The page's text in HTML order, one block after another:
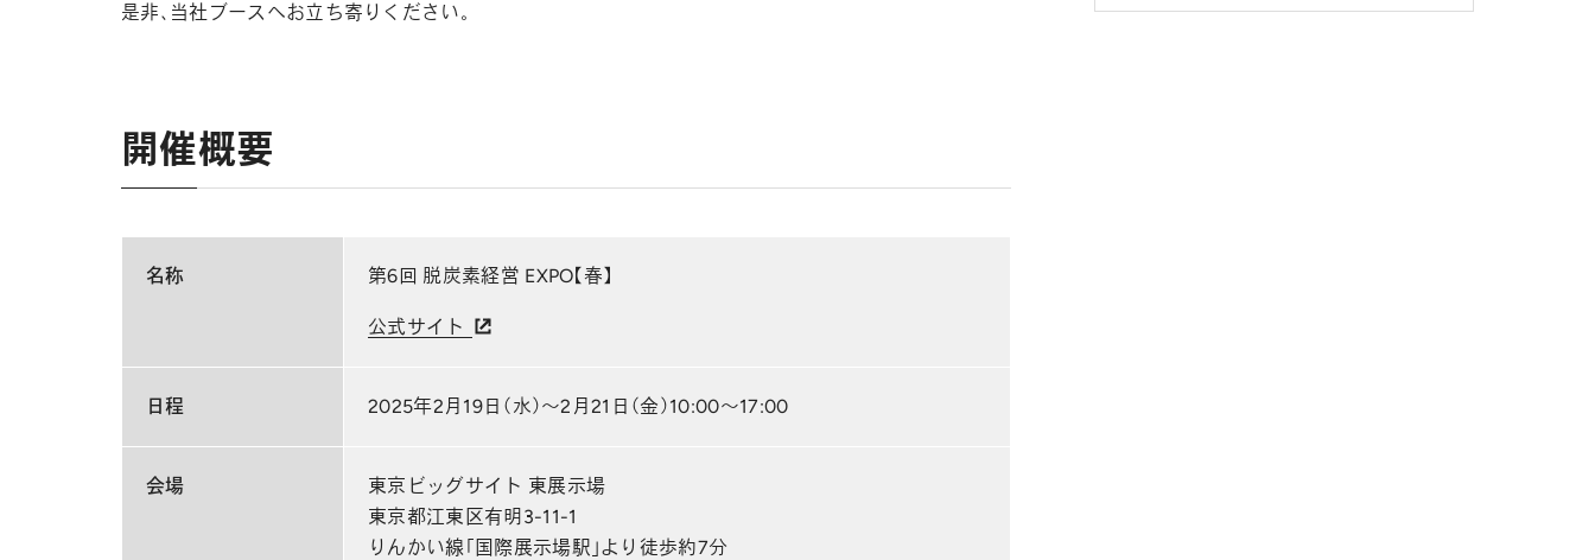
是非、当社ブースへお立ち寄りください。
開催概要
名称 第6回 脱炭素経営 EXPO【春】
公式サイト
日程 2025年2月19日（水）～2月21日（金）10:00～17:00
会場
東京ビッグサイト 東展示場
東京都江東区有明3-11-1
りんかい線「国際展示場駅」より徒歩約7分